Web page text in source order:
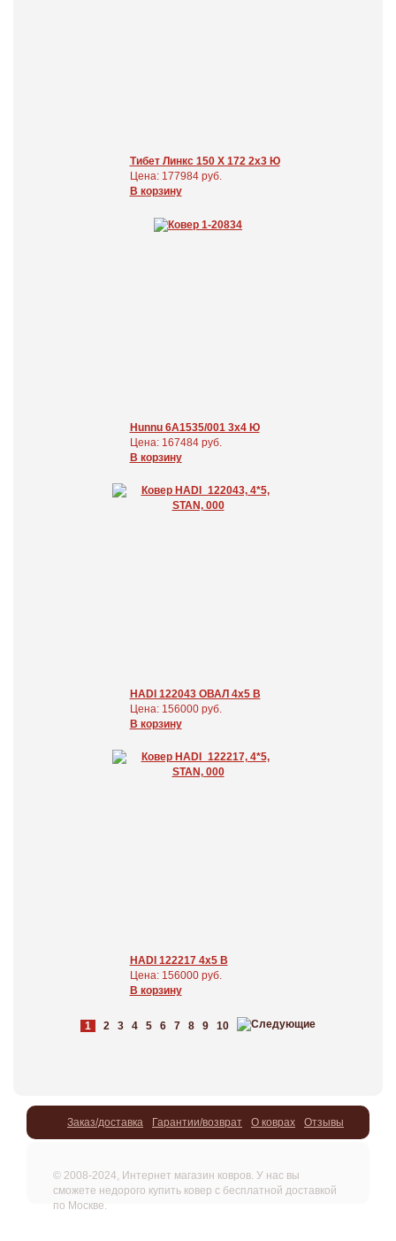
Тибет Линкс 150 Х 172 2x3 Ю
Цена: 177984 руб.
В корзину
Hunnu 6A1535/001 3x4 Ю
Цена: 167484 руб.
В корзину
HADI 122043 ОВАЛ 4x5 В
Цена: 156000 руб.
В корзину
HADI 122217 4x5 В
Цена: 156000 руб.
В корзину
1 2 3 4 5 6 7 8 9 10
Заказ/доставка Гарантии/возврат О коврах Отзывы
© 2008-2024, Интернет магазин ковров. У нас вы
сможете недорого купить ковер с бесплатной доставкой
по Москве.